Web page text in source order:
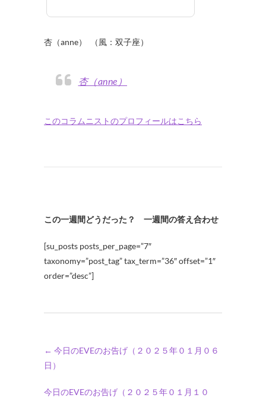
杏（anne） （風：双子座）
杏（anne）
このコラムニストのプロフィールはこちら
この一週間どうだった？ 一週間の答え合わせ
[su_posts posts_per_page=”7″
taxonomy=”post_tag” tax_term=”36″ offset=”1″
order=”desc”]
← 今日のEVEのお告げ（２０２５年０１月０６
日）
今日のEVEのお告げ（２０２５年０１月１０